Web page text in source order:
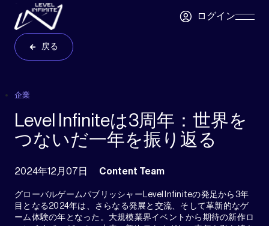
Skip to main content
ログインSkip
戻る
企業
Level Infiniteは3周年：世界を
つないだ一年を振り返る
2024年12月07日 Content Team
グローバルゲームパブリッシャーLevel Infiniteの発足から3年
目となる2024年は、さらなる発展と交流、そして革新的なゲ
ーム体験の年となった。大規模業界イベントから期待の新作ロ